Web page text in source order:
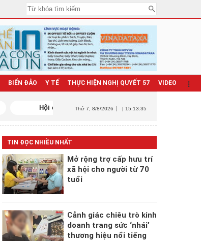
BIỂN ĐẢO Y TẾ THỰC HIỆN NGHỊ QUYẾT 57 VIDEO
Hội chợ Mùa Xuân 2026
Thứ 7 , 8/8/2026 | 15:13:36
TIN ĐỌC NHIỀU NHẤT
Mở rộng trợ cấp hưu trí
xã hội cho người từ 70
tuổi
Cảnh giác chiêu trò kinh
doanh trang sức ‘nhái’
thương hiệu nổi tiếng